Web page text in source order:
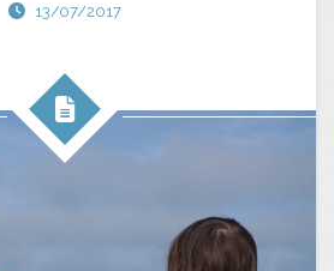
13/07/2017